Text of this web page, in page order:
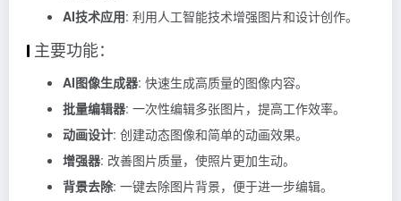
AI技术应用: 利用人工智能技术增强图片和设计创作。
主要功能：
AI图像生成器: 快速生成高质量的图像内容。
批量编辑器: 一次性编辑多张图片，提高工作效率。
动画设计: 创建动态图像和简单的动画效果。
增强器: 改善图片质量，使照片更加生动。
背景去除: 一键去除图片背景，便于进一步编辑。